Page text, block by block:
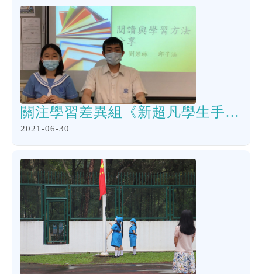
關注學習差異組《新超凡學生手記》閱讀分享
2021-06-30